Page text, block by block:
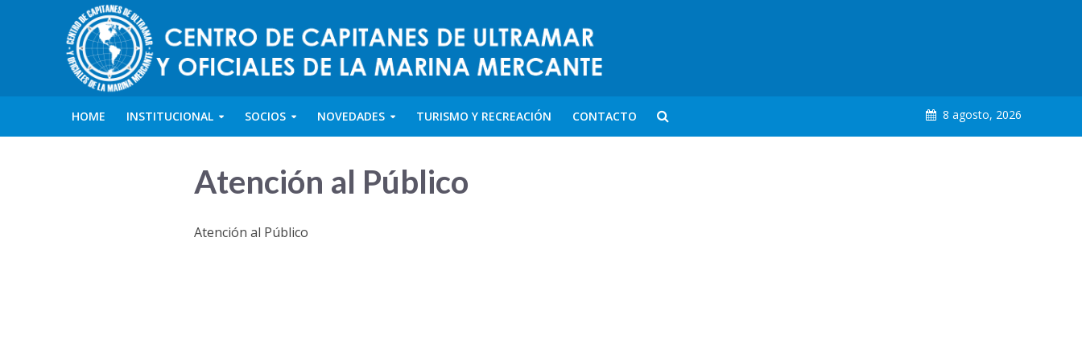
HOME INSTITUCIONAL SOCIOS NOVEDADES TURISMO Y RECREACIÓN CONTACTO 8 agosto, 2026
Atención al Público
Atención al Público